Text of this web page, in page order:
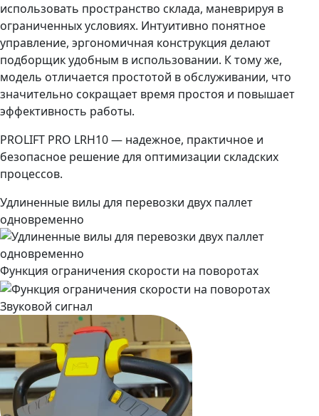
использовать пространство склада, маневрируя в
ограниченных условиях. Интуитивно понятное
управление, эргономичная конструкция делают
подборщик удобным в использовании. К тому же,
модель отличается простотой в обслуживании, что
значительно сокращает время простоя и повышает
эффективность работы.
PROLIFT PRO LRH10 — надежное, практичное и
безопасное решение для оптимизации складских
процессов.
Удлиненные вилы для перевозки двух паллет
одновременно
Функция ограничения скорости на поворотах
Звуковой сигнал